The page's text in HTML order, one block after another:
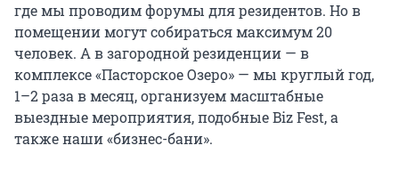
где мы проводим форумы для резидентов. Но в
помещении могут собираться максимум 20
человек. А в загородной резиденции — в
комплексе «Пасторское Озеро» — мы круглый год,
1–2 раза в месяц, организуем масштабные
выездные мероприятия, подобные Biz Fest, а
также наши «бизнес-бани».